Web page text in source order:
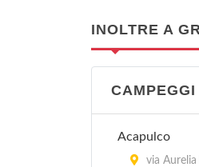
INOLTRE A
CAMPEGGI
Acapulco
via